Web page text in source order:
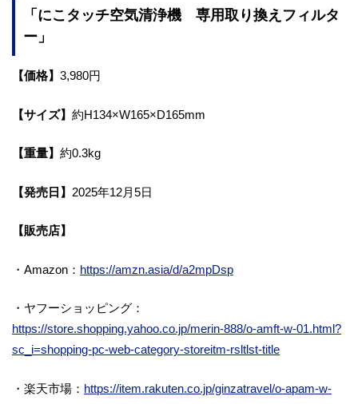
「にこタッチ空気清浄機 専用取り換えフィルタ
ー」
【価格】 3,980円
【サイズ】 約H134×W165×D165mm
【重量】 約0.3kg
【発売日】 2025年12月5日
【販売店】
・Amazon： https://amzn.asia/d/a2mpDsp
・ヤフーショッピング：
https://store.shopping.yahoo.co.jp/merin-888/o-amft-w-01.html?
sc_i=shopping-pc-web-category-storeitm-rsltlst-title
・楽天市場： https://item.rakuten.co.jp/ginzatravel/o-apam-w-